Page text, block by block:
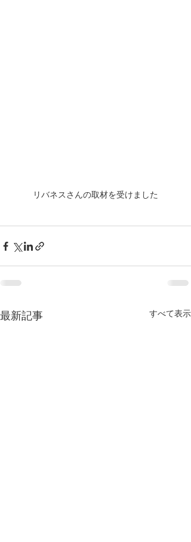
リバネスさんの取材を受けました
最新記事 すべて表示